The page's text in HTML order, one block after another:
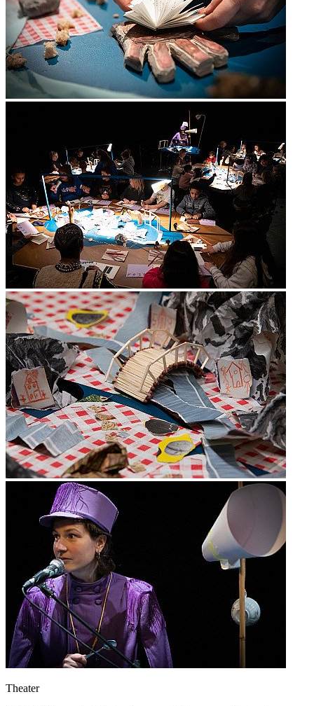
Theater